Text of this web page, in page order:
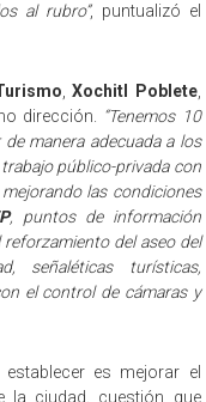
al rubro”, puntualizó el
,Xochitl Poblete,
dirección. “Tenemos 10
manera adecuada a los
público-privada con
las condiciones
, puntos de información
del aseo del
señaléticas turísticas,
el control de cámaras y
es mejorar el
la ciudad, cuestión que